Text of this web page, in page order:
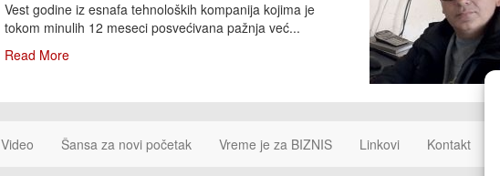
Vest godine iz esnafa tehnoloških kompanija kojima je
tokom minulih 12 meseci posvećivana pažnja već...
Read More
Video Šansa za novi početak Vreme je za BIZNIS Linkovi Kontakt